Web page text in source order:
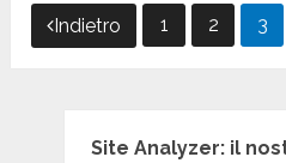
Paginazione
degli
Indietro 1 2 3
Site Analyzer: il